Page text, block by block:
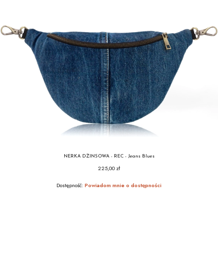
NERKA DŻINSOWA - REC - Jeans Blues
Cena
225,00 zł
Dostępność: Powiadom mnie o dostępności